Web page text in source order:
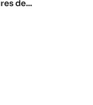
de...